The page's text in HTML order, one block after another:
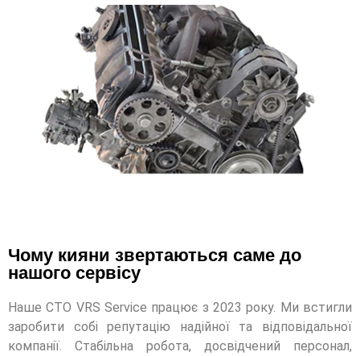
Чому кияни звертаються саме до
нашого сервісу
Наше СТО VRS Service працює з 2023 року. Ми встигли
заробити собі репутацію надійної та відповідальної
компанії. Стабільна робота, досвідчений персонал,